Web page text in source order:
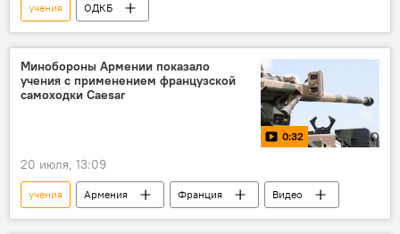
учения ОДКБ
Минобороны Армении показало
учения с применением французской
самоходки Caesar
0:32
20 июля, 13:09
учения Армения Франция Видео